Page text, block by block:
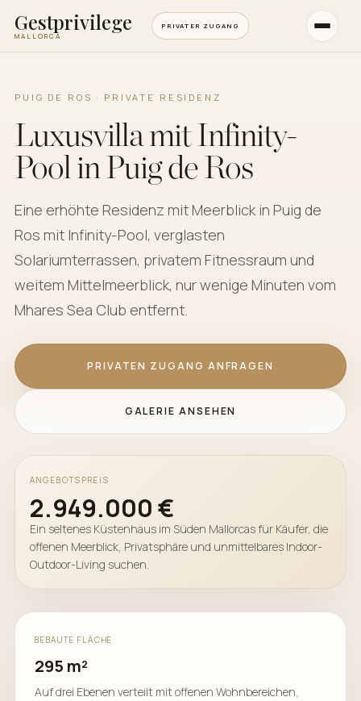
Gestprivilege
MALLORCA
PRIVATER ZUGANG
PUIG DE ROS · PRIVATE RESIDENZ
Luxusvilla mit Infinity-
Pool in Puig de Ros
Eine erhöhte Residenz mit Meerblick in Puig de
Ros mit Infinity-Pool, verglasten
Solariumterrassen, privatem Fitnessraum und
weitem Mittelmeerblick, nur wenige Minuten vom
Mhares Sea Club entfernt.
PRIVATEN ZUGANG ANFRAGEN
GALERIE ANSEHEN
ANGEBOTSPREIS
2.949.000 €
Ein seltenes Küstenhaus im Süden Mallorcas für Käufer, die
offenen Meerblick, Privatsphäre und unmittelbares Indoor-
Outdoor-Living suchen.
BEBAUTE FLÄCHE
295 m²
Auf drei Ebenen verteilt mit offenen Wohnbereichen,